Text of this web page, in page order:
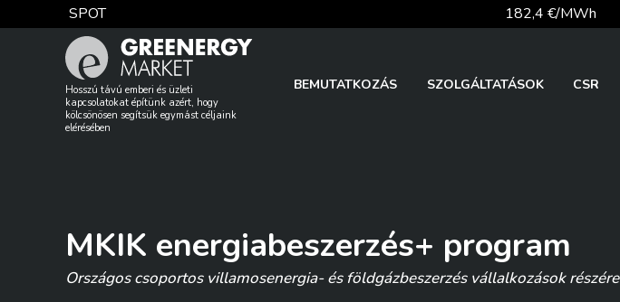
to
SPOT 182,4 €/MWh
TTF DA
DAX index
Hosszú távú emberi és üzleti
kapcsolatokat építünk azért, hogy
kölcsönösen segítsük egymást céljaink
elérésében
BEMUTATKOZÁS SZOLGÁLTATÁSOK CSR
MKIK energiabeszerzés+ program
Országos csoportos villamosenergia- és földgázbeszerzés vállalkozások részére